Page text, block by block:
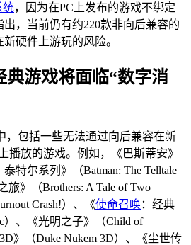
统，因为在PC上发布的游戏不绑定
，当前仍有约220款非向后兼容的
硬件上游玩的风险。
典游戏将面临“数字消
，包括一些无法通过向后兼容在新
播放的游戏。例如，《巴斯蒂安》
泰特尔系列》（Batman: The Telltale
旅》（Brothers: A Tale of Two
Crash!）、《使命召唤 ：经典
）、《光明之子》（Child of
》（Duke Nukem 3D）、《尘世传